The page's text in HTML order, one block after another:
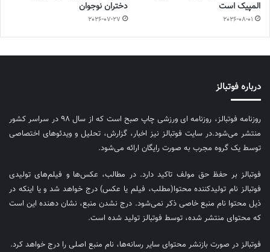
المپیک است
2026-08-01
دختران نوجوان
2026-07-27
درباره فوتبالز
روزنامه فوتبالز، روزنامه ای ورزشی چاپ صبح است که از سال ۹۸ در سراسر کشور
منتشر می‌شود.در سایت فوتبالز نیز اخبار، گزارش، تحلیل و ویدئوهای اختصاصی
توسط یک گروه مجرب به صورت رایگان ارائه می‌شود.
فوتبالز بر حفظ حق مولف تاکید دارد. در مطالب، عکس‌ها و فیلم‌های تولیدی
فوتبالز نام تولیدکننده محتوا(مطلب، فیلم یا عکس) درج خواهد شد و یا اینکه در
ذیل محتوا نام منبع خاصی ذکر نمی‌‎شود. درج نشدن منبع، نشان دهنده این است
که محتوای منتشر شده، توسط فوتبالز تولید شده است.
فوتبالز در صورت بازنشر محتوای سایر رسانه‌ها، نام منبع اصلی را درج خواهد کرد.